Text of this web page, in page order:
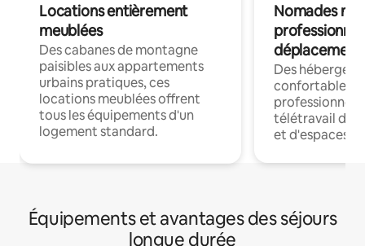
Locations entièrement
meublées
Des cabanes de montagne
paisibles aux appartements
urbains pratiques, ces
locations meublées offrent
tous les équipements d'un
logement standard.
Nomades
déplacement
Des
confortables
professionnels
télétravail
et d'espaces
Équipements et avantages des séjours
longue durée